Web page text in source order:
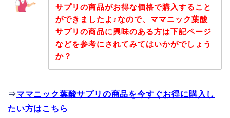
サプリの商品がお得な価格で購入すること
ができましたよ♪なので、ママニック葉酸
サプリの商品に興味のある方は下記ページ
などを参考にされてみてはいかがでしょう
か？
⇒ママニック葉酸サプリの商品を今すぐお得に購入し
たい方はこちら